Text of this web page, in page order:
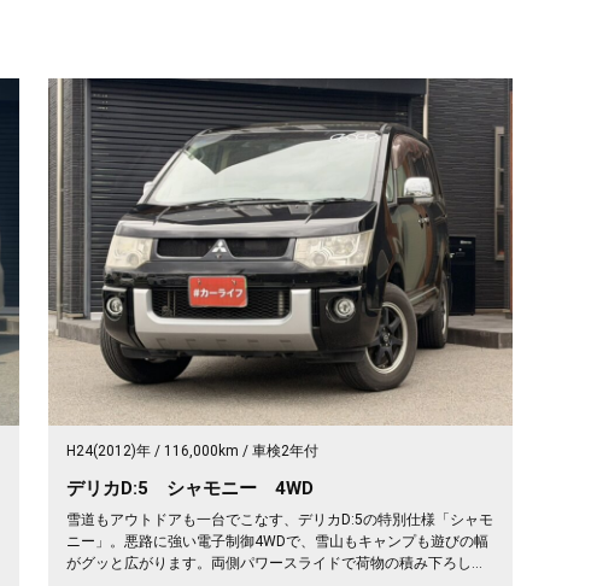
H24(2012)年 116,000km 車検2年付
デリカD:5 シャモニー 4WD
雪道もアウトドアも一台でこなす、デリカD:5の特別仕様「シャモ
ニー」。悪路に強い電子制御4WDで、雪山もキャンプも遊びの幅
がグッと広がります。両側パワースライドで荷物の積み下ろしも